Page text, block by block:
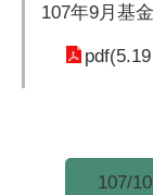
107年9月基
107/